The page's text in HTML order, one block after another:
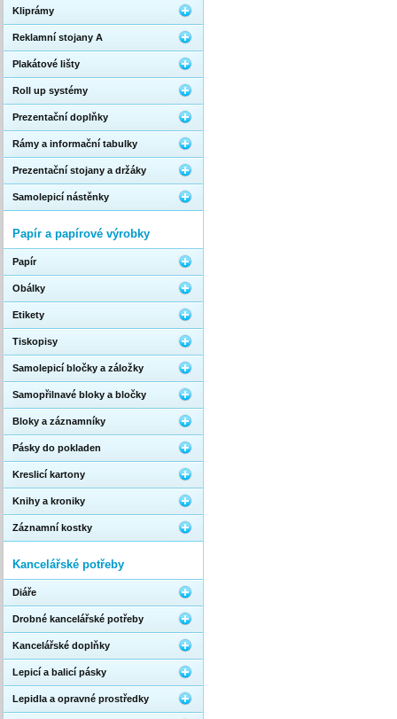
Kliprámy
Reklamní stojany A
Plakátové lišty
Roll up systémy
Prezentační doplňky
Rámy a informační tabulky
Prezentační stojany a držáky
Samolepicí nástěnky
Papír a papírové výrobky
Papír
Obálky
Etikety
Tiskopisy
Samolepicí bločky a záložky
Samopřilnavé bloky a bločky
Bloky a záznamníky
Pásky do pokladen
Kreslicí kartony
Knihy a kroniky
Záznamní kostky
Kancelářské potřeby
Diáře
Drobné kancelářské potřeby
Kancelářské doplňky
Lepicí a balicí pásky
Lepidla a opravné prostředky